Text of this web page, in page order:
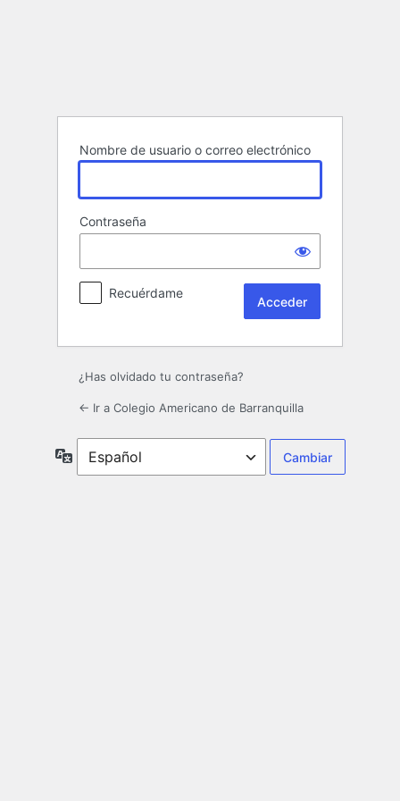
Nombre de usuario o correo electrónico
Contraseña
Recuérdame
¿Has olvidado tu contraseña?
← Ir a Colegio Americano de Barranquilla
Idioma